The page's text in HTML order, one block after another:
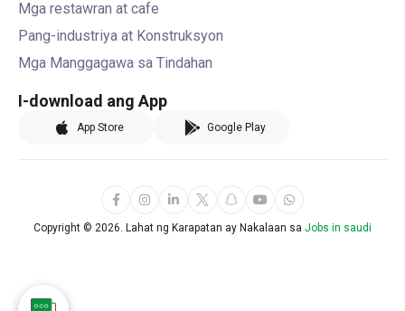
Mga restawran at cafe
Pang-industriya at Konstruksyon
Mga Manggagawa sa Tindahan
I-download ang App
App Store Google Play
Copyright © 2026. Lahat ng Karapatan ay Nakalaan sa Jobs in saudi